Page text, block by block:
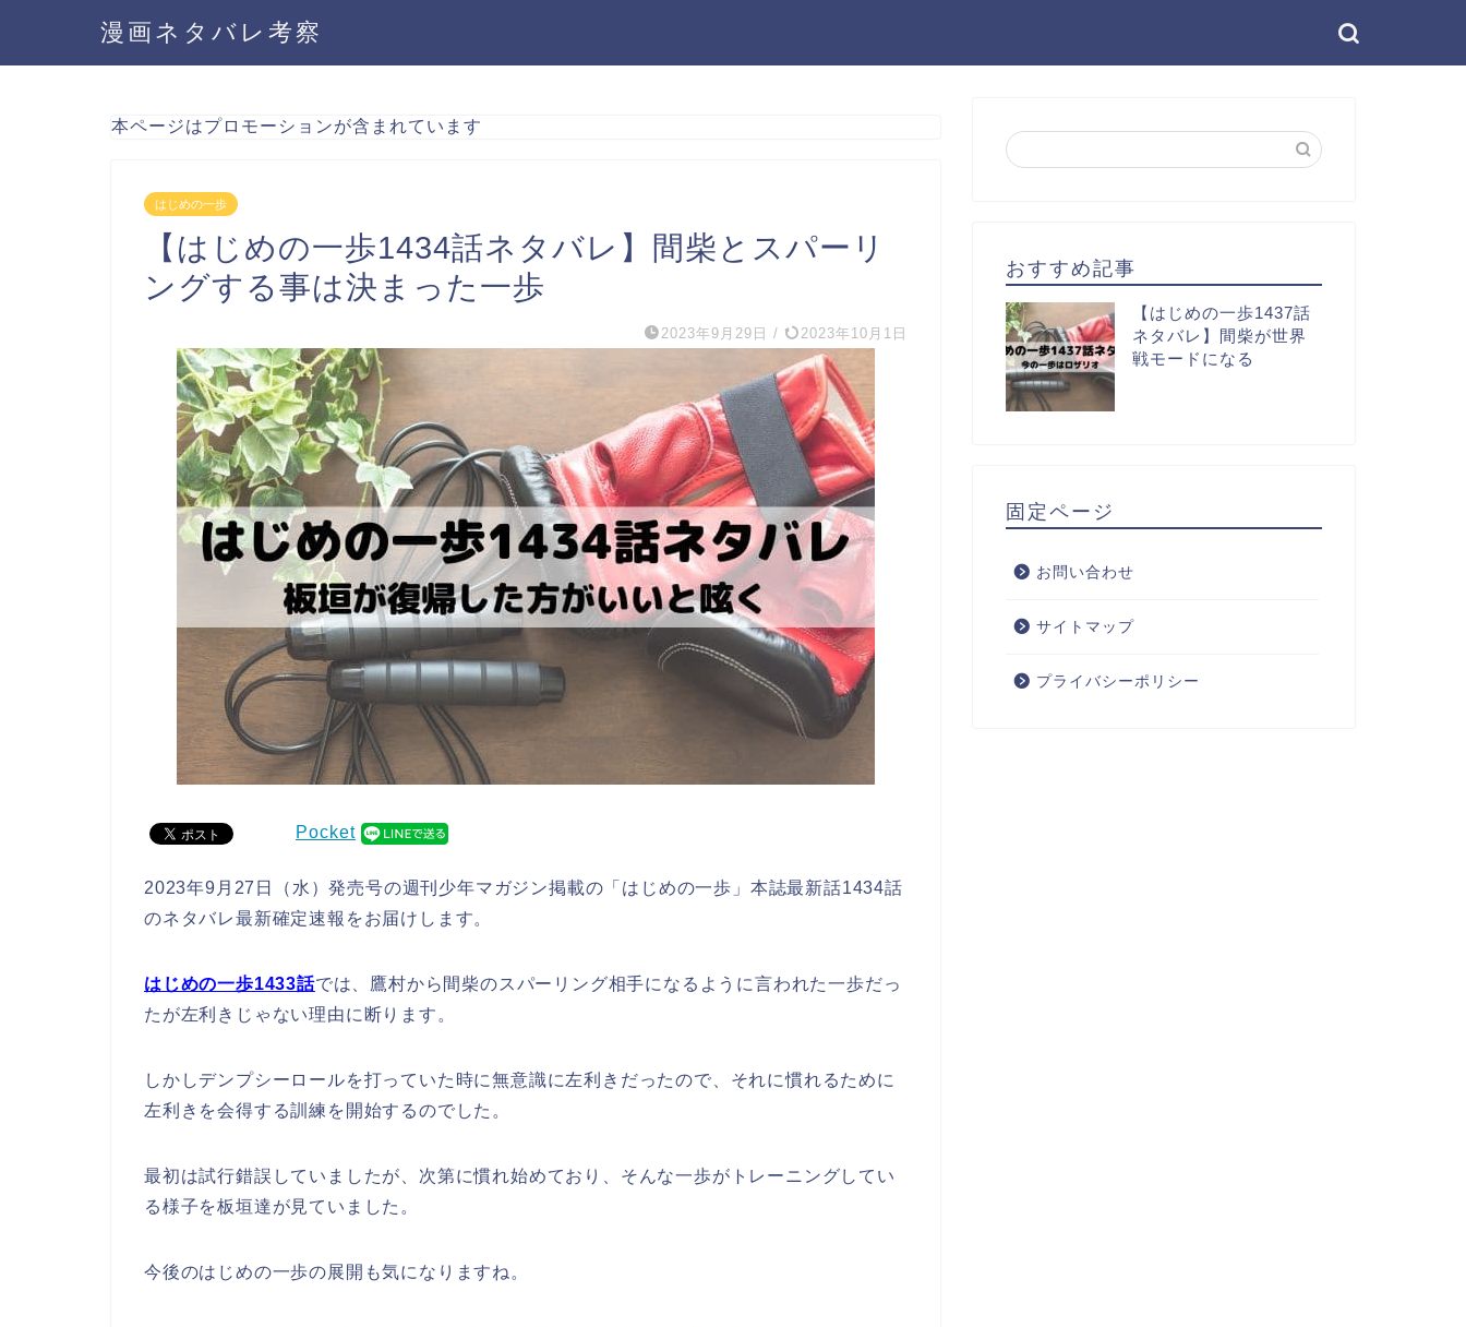
漫画ネタバレ考察
本ページはプロモーションが含まれています
はじめの一歩
【はじめの一歩1434話ネタバレ】間柴とスパーリ
ングする事は決まった一歩
2023年9月29日 / 2023年10月1日
Pocket
2023年9月27日（水）発売号の週刊少年マガジン掲載の「はじめの一歩」本誌最新話1434話
のネタバレ最新確定速報をお届けします。
はじめの一歩1433話では、鷹村から間柴のスパーリング相手になるように言われた一歩だっ
たが左利きじゃない理由に断ります。
しかしデンプシーロールを打っていた時に無意識に左利きだったので、それに慣れるために
左利きを会得する訓練を開始するのでした。
最初は試行錯誤していましたが、次第に慣れ始めており、そんな一歩がトレーニングしてい
る様子を板垣達が見ていました。
今後のはじめの一歩の展開も気になりますね。
おすすめ記事
【はじめの一歩1437話
ネタバレ】間柴が世界
戦モードになる
固定ページ
お問い合わせ
サイトマップ
プライバシーポリシー